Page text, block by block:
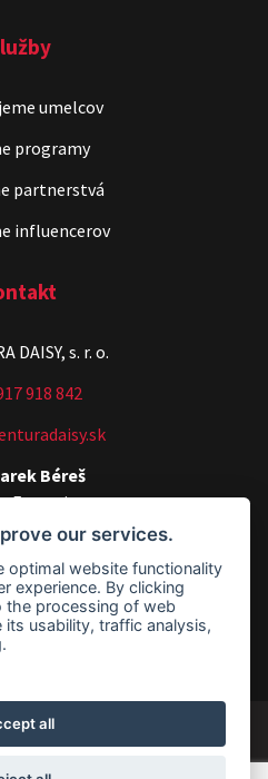
umelcov
programy
partnerstvá
influencerov
DAISY, s. r. o.
918 842
Béreš
Executive manager
540 518
údaje
our services.
optimal website functionality
experience. By clicking
the processing of web
usability, traffic analysis,
all